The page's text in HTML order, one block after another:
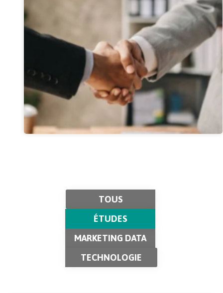
TOUS
ÉTUDES
MARKETING DATA
TECHNOLOGIE